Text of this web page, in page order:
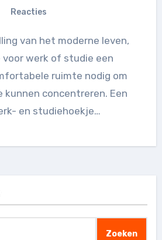
Reacties
voor werk of studie een
ruimte nodig om
kunnen concentreren. Een
en studiehoekje…
Zoeken